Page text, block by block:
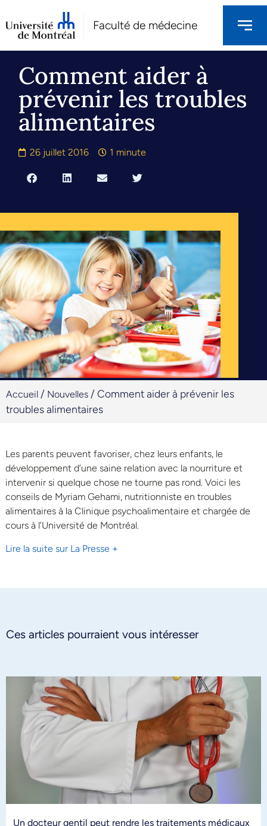
Faculté de médecine
Comment aider à
prévenir les troubles
alimentaires
26 juillet 2016 1 minute
Accueil / Nouvelles / Comment aider à prévenir les
troubles alimentaires
Les parents peuvent favoriser, chez leurs enfants, le
développement d’une saine relation avec la nourriture et
intervenir si quelque chose ne tourne pas rond. Voici les
conseils de Myriam Gehami, nutritionniste en troubles
alimentaires à la Clinique psychoalimentaire et chargée de
cours à l’Université de Montréal.
Lire la suite sur La Presse +
Ces articles pourraient vous intéresser
Un docteur gentil peut rendre les traitements médicaux